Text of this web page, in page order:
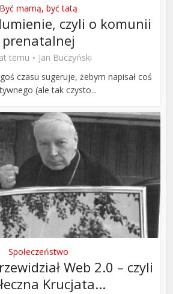
Być mamą, być tatą
czyli o komunii
prenatalnej
temu
Jan Buczyński
czasu sugeruje, żebym napisał coś
(ale tak czysto...
Społeczeństwo
Web 2.0 – czyli
Krucjata...